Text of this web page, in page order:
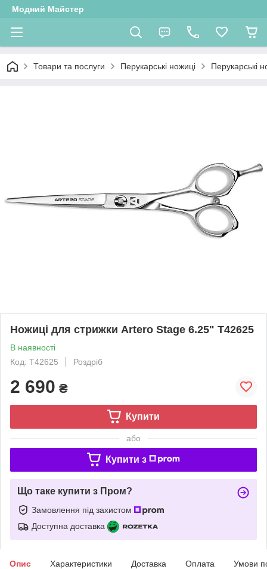
Модний Майстер
Товари та послуги Перукарські ножиці Перукарські
Ножиці для стрижки Artero Stage 6.25" T42625
В наявності
Код: T42625
Роздріб
2 690 ₴
Купити
або
Купити з
Що таке купити з Пром?
Замовлення під захистом
Доступна доставка
Опис Характеристики Доставка Оплата Умови